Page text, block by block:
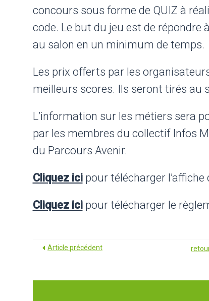
concours sous forme de QUIZ à
code. Le but du jeu est de répondre
au salon en un minimum de temps.
Les prix offerts par les
meilleurs scores. Ils seront tirés au
L’information sur les métiers sera
par les membres du collectif Infos
du Parcours Avenir.
Cliquez icipour télécharger l’affiche
Cliquez icipour télécharger le
Article précédent